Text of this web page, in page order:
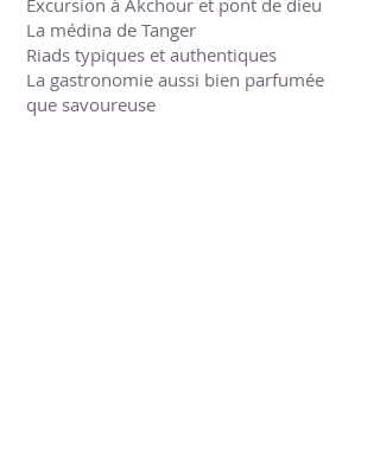
Excursion à Akchour et pont de dieu
La médina de Tanger
Riads typiques et authentiques
La gastronomie aussi bien parfumée
que savoureuse